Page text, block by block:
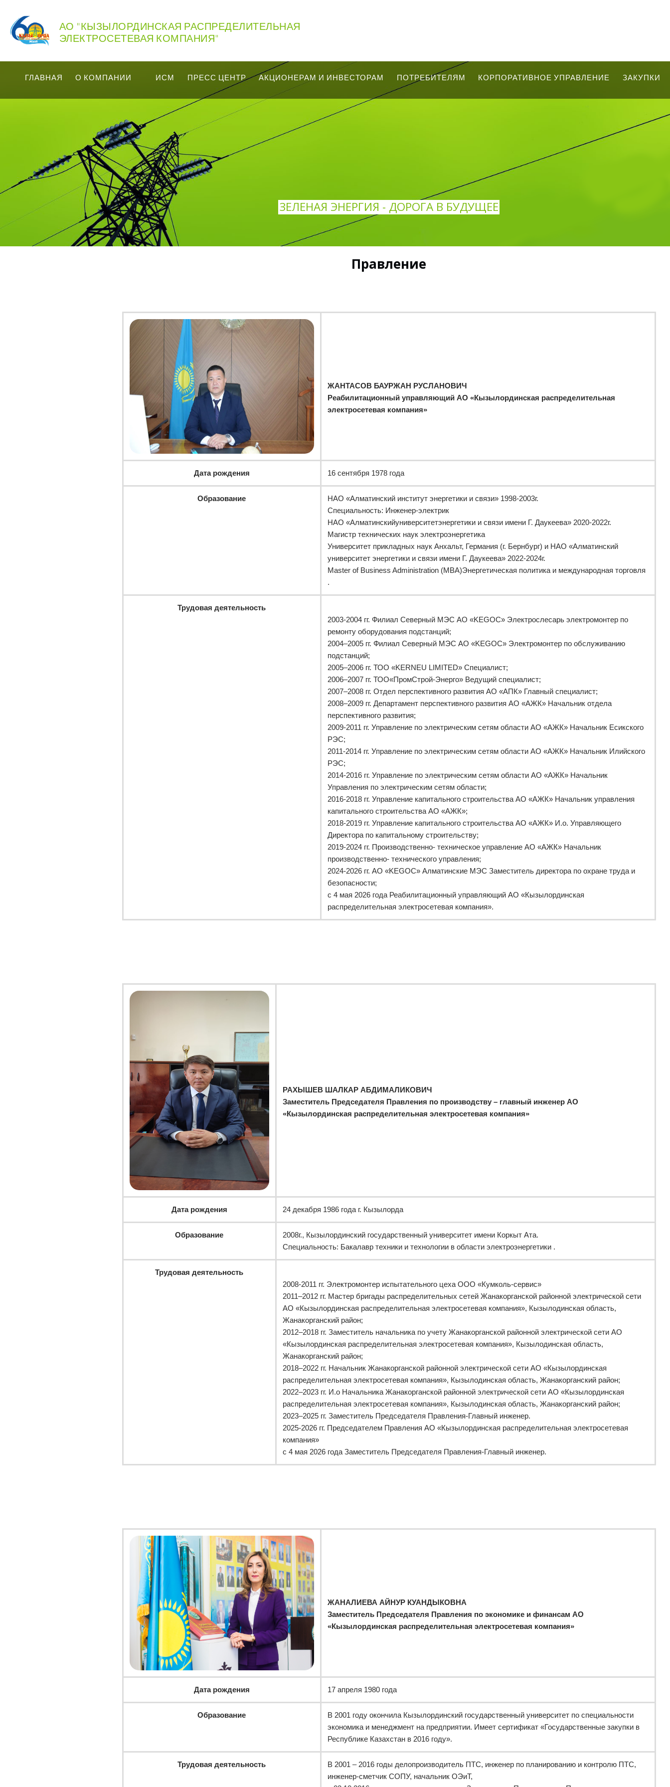
АО "КЫЗЫЛОРДИНСКАЯ РАСПРЕДЕЛИТЕЛЬНАЯ
ЭЛЕКТРОСЕТЕВАЯ КОМПАНИЯ"
ГЛАВНАЯ О КОМПАНИИ ИСМ ПРЕСС ЦЕНТР АКЦИОНЕРАМ И ИНВЕСТОРАМ ПОТРЕБИТЕЛЯМ КОРПОРАТИВНОЕ УПРАВЛЕНИЕ ЗАКУПКИ
ЗЕЛЕНАЯ ЭНЕРГИЯ - ДОРОГА В БУДУЩЕЕ
Правление
ЖАНТАСОВ БАУРЖАН РУСЛАНОВИЧ
Реабилитационный управляющий АО «Кызылординская распределительная
электросетевая компания»
Дата рождения 16 сентября 1978 года
Образование
НАО «Алматинский институт энергетики и связи» 1998-2003г.
Специальность: Инженер-электрик
НАО «Алматинскийуниверситетэнергетики и связи имени Г. Даукеева» 2020-2022г.
Магистр технических наук электроэнергетика
Университет прикладных наук Анхальт, Германия (г. Бернбург) и НАО «Алматинский
университет энергетики и связи имени Г. Даукеева» 2022-2024г.
Master of Business Administration (MBA)Энергетическая политика и международная торговля
.
Трудовая деятельность
2003-2004 гг. Филиал Северный МЭС АО «KEGOC» Электрослесарь электромонтер по
ремонту оборудования подстанций;
2004–2005 гг. Филиал Северный МЭС АО «KEGOC» Электромонтер по обслуживанию
подстанций;
2005–2006 гг. ТОО «KERNEU LIMITED» Специалист;
2006–2007 гг. ТОО«ПромСтрой-Энерго» Ведущий специалист;
2007–2008 гг. Отдел перспективного развития АО «АПК» Главный специалист;
2008–2009 гг. Департамент перспективного развития АО «АЖК» Начальник отдела
перспективного развития;
2009-2011 гг. Управление по электрическим сетям области АО «АЖК» Начальник Есикского
РЭС;
2011-2014 гг. Управление по электрическим сетям области АО «АЖК» Начальник Илийского
РЭС;
2014-2016 гг. Управление по электрическим сетям области АО «АЖК» Начальник
Управления по электрическим сетям области;
2016-2018 гг. Управление капитального строительства АО «АЖК» Начальник управления
капитального строительства АО «АЖК»;
2018-2019 гг. Управление капитального строительства АО «АЖК» И.о. Управляющего
Директора по капитальному строительству;
2019-2024 гг. Производственно- техническое управление АО «АЖК» Начальник
производственно- технического управления;
2024-2026 гг. АО «KEGOC» Алматинские МЭС Заместитель директора по охране труда и
безопасности;
с 4 мая 2026 года Реабилитационный управляющий АО «Кызылординская
распределительная электросетевая компания».
РАХЫШЕВ ШАЛКАР АБДИМАЛИКОВИЧ
Заместитель Председателя Правления по производству – главный инженер АО
«Кызылординская распределительная электросетевая компания»
Дата рождения 24 декабря 1986 года г. Кызылорда
Образование
2008г., Кызылординский государственный университет имени Коркыт Ата.
Специальность: Бакалавр техники и технологии в области электроэнергетики .
Трудовая деятельность
2008-2011 гг. Электромонтер испытательного цеха ООО «Кумколь-сервис»
2011–2012 гг. Мастер бригады распределительных сетей Жанакорганской районной электрической сети
АО «Кызылординская распределительная электросетевая компания», Кызылодинская область,
Жанакорганский район;
2012–2018 гг. Заместитель начальника по учету Жанакорганской районной электрической сети АО
«Кызылординская распределительная электросетевая компания», Кызылодинская область,
Жанакорганский район;
2018–2022 гг. Начальник Жанакорганской районной электрической сети АО «Кызылординская
распределительная электросетевая компания», Кызылодинская область, Жанакорганский район;
2022–2023 гг. И.о Начальника Жанакорганской районной электрической сети АО «Кызылординская
распределительная электросетевая компания», Кызылодинская область, Жанакорганский район;
2023–2025 гг. Заместитель Председателя Правления-Главный инженер.
2025-2026 гг. Председателем Правления АО «Кызылординская распределительная электросетевая
компания»
с 4 мая 2026 года Заместитель Председателя Правления-Главный инженер.
ЖАНАЛИЕВА АЙНУР КУАНДЫКОВНА
Заместитель Председателя Правления по экономике и финансам АО
«Кызылординская распределительная электросетевая компания»
Дата рождения 17 апреля 1980 года
Образование
В 2001 году окончила Кызылординский государственный университет по специальности
экономика и менеджмент на предприятии. Имеет сертификат «Государственные закупки в
Республике Казахстан в 2016 году».
Трудовая деятельность
В 2001 – 2016 годы делопроизводитель ПТС, инженер по планированию и контролю ПТС,
инженер-сметчик СОПУ, начальник ОЭиТ,